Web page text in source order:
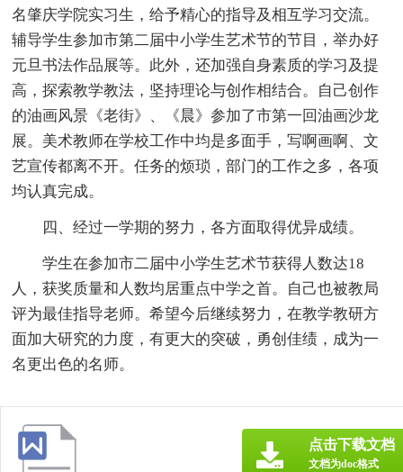
名肇庆学院实习生，给予精心的指导及相互学习交流。
辅导学生参加市第二届中小学生艺术节的节目，举办好
元旦书法作品展等。此外，还加强自身素质的学习及提
高，探索教学教法，坚持理论与创作相结合。自己创作
的油画风景《老街》、《晨》参加了市第一回油画沙龙
展。美术教师在学校工作中均是多面手，写啊画啊、文
艺宣传都离不开。任务的烦琐，部门的工作之多，各项
均认真完成。
四、经过一学期的努力，各方面取得优异成绩。
学生在参加市二届中小学生艺术节获得人数达18
人，获奖质量和人数均居重点中学之首。自己也被教局
评为最佳指导老师。希望今后继续努力，在教学教研方
面加大研究的力度，有更大的突破，勇创佳绩，成为一
名更出色的名师。
点击下载文档
文档为doc格式